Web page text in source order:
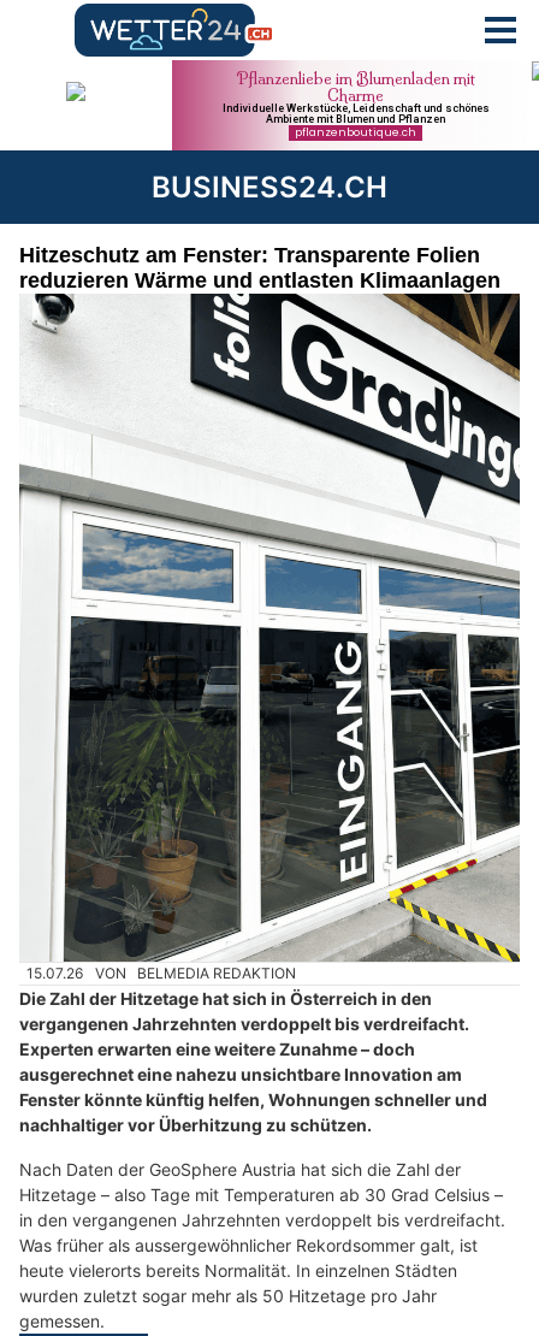
BUSINESS24.CH
Hitzeschutz am Fenster: Transparente Folien
reduzieren Wärme und entlasten Klimaanlagen
15.07.26 VON BELMEDIA REDAKTION
Die Zahl der Hitzetage hat sich in Österreich in den
vergangenen Jahrzehnten verdoppelt bis verdreifacht.
Experten erwarten eine weitere Zunahme – doch
ausgerechnet eine nahezu unsichtbare Innovation am
Fenster könnte künftig helfen, Wohnungen schneller und
nachhaltiger vor Überhitzung zu schützen.
Nach Daten der GeoSphere Austria hat sich die Zahl der
Hitzetage – also Tage mit Temperaturen ab 30 Grad Celsius –
in den vergangenen Jahrzehnten verdoppelt bis verdreifacht.
Was früher als aussergewöhnlicher Rekordsommer galt, ist
heute vielerorts bereits Normalität. In einzelnen Städten
wurden zuletzt sogar mehr als 50 Hitzetage pro Jahr
gemessen.